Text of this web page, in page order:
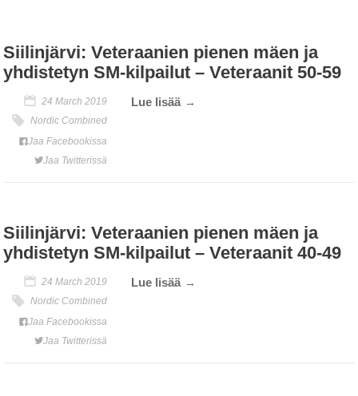
Siilinjärvi: Veteraanien pienen mäen ja
yhdistetyn SM-kilpailut – Veteraanit 50-59
24 March 2019
Nordic Combined
Jaa Facebookissa
Jaa Twitterissä
Lue lisää
Siilinjärvi: Veteraanien pienen mäen ja
yhdistetyn SM-kilpailut – Veteraanit 40-49
24 March 2019
Nordic Combined
Jaa Facebookissa
Jaa Twitterissä
Lue lisää